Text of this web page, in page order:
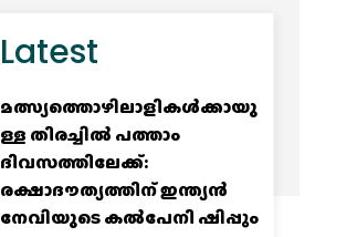
Latest
മത്സ്യത്തൊഴിലാളികള്‍ക്കായു
ള്ള തിരച്ചില്‍ പത്താം
ദിവസത്തിലേക്ക്:
രക്ഷാദൗത്യത്തിന് ഇന്ത്യൻ
നേവിയുടെ കല്‍പേനി ഷിപ്പും